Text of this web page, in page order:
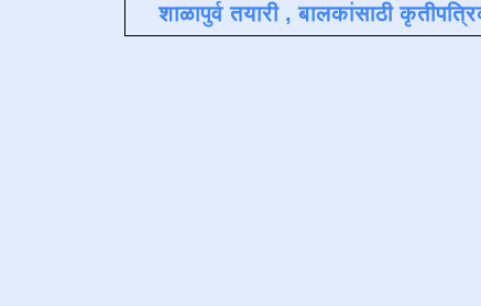
शाळापुर्व तयारी , बालकांसाठी